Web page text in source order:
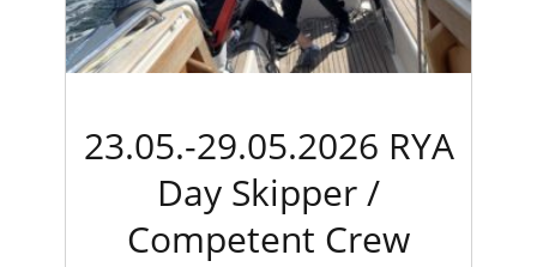
23.05.-29.05.2026 RYA
Day Skipper /
Competent Crew